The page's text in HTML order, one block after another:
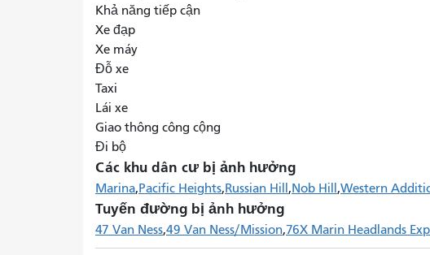
Khả năng tiếp cận
Xe đạp
Xe máy
Đỗ xe
Taxi
Lái xe
Giao thông công cộng
Đi bộ
Các khu dân cư bị ảnh hưởng
Marina Pacific Heights Russian Hill Nob Hill Western
Tuyến đường bị ảnh hưởng
47 Van Ness 49 Van Ness/Mission 76X Marin Headlands